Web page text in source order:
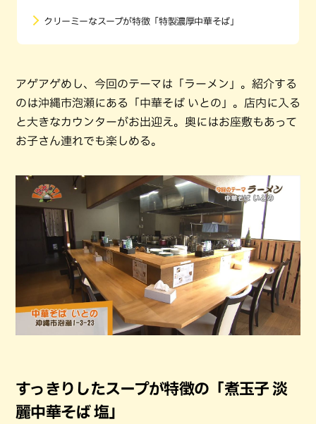
クリーミーなスープが特徴「特製濃厚中華そば」
アゲアゲめし、今回のテーマは「ラーメン」。紹介する
のは沖縄市泡瀬にある「中華そば いとの」。店内に入る
と大きなカウンターがお出迎え。奥にはお座敷もあって
お子さん連れでも楽しめる。
すっきりしたスープが特徴の「煮玉子 淡
麗中華そば 塩」